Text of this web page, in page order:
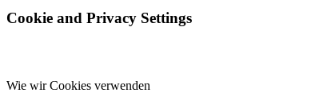
Cookie and Privacy Settings
Wie wir Cookies verwenden